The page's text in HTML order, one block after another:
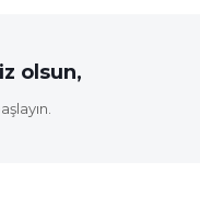
olsun,